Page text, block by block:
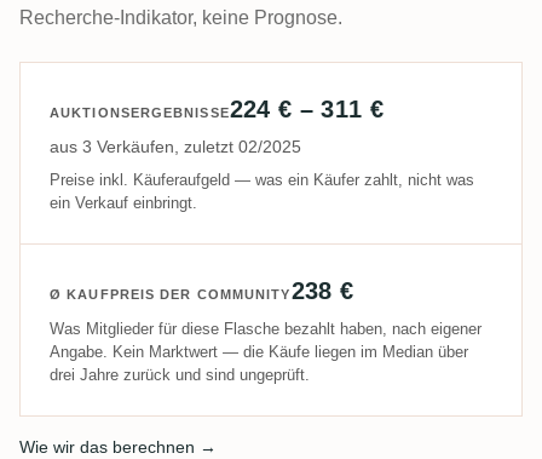
Recherche-Indikator, keine Prognose.
AUKTIONSERGEBNISSE224 € – 311 €
aus 3 Verkäufen, zuletzt 02/2025
Preise inkl. Käuferaufgeld — was ein Käufer zahlt, nicht was
ein Verkauf einbringt.
Ø KAUFPREIS DER COMMUNITY238 €
Was Mitglieder für diese Flasche bezahlt haben, nach eigener
Angabe. Kein Marktwert — die Käufe liegen im Median über
drei Jahre zurück und sind ungeprüft.
Wie wir das berechnen →